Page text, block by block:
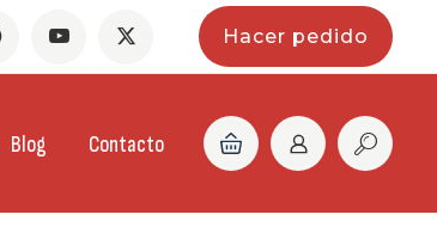
Hacer pedido
Blog Contacto